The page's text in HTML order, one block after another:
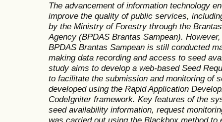
The advancement of information technology
improve the quality of public services,
by the Ministry of Forestry through the
Agency (BPDAS Brantas Sampean).
BPDAS Brantas Sampean is still conducted
making data recording and access to seed
study aims to develop a web-based Seed
to facilitate the submission and monitoring of
developed using the Rapid Application
CodeIgniter framework. Key features of the
seed availability information, request